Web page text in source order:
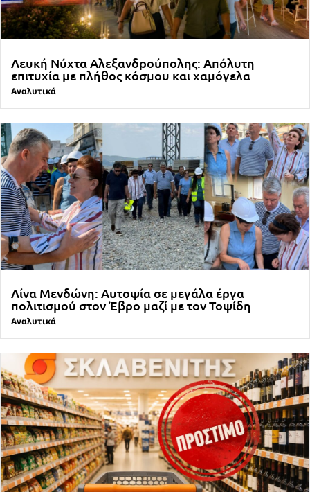
Λευκή Νύχτα Αλεξανδρούπολης: Απόλυτη
επιτυχία με πλήθος κόσμου και χαμόγελα
Αναλυτικά
Λίνα Μενδώνη: Αυτοψία σε μεγάλα έργα
πολιτισμού στον Έβρο μαζί με τον Τοψίδη
Αναλυτικά